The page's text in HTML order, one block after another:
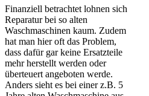
Finanziell betrachtet lohnen sich
Reparatur bei so alten
Waschmaschinen kaum. Zudem
hat man hier oft das Problem,
dass dafür gar keine Ersatzteile
mehr herstellt werden oder
überteuert angeboten werde.
Anders sieht es bei einer z.B. 5